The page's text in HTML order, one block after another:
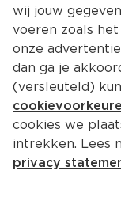
Monkey
Monkey
wij jouw
voeren zoals
onze
dan ga je
(versleuteld)
cookies we
intrekken. Lees
privacy